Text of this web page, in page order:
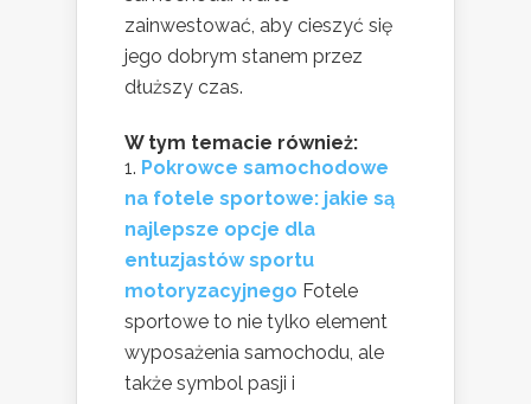
zainwestować, aby cieszyć się
jego dobrym stanem przez
dłuższy czas.
W tym temacie również:
Pokrowce samochodowe
na fotele sportowe: jakie są
najlepsze opcje dla
entuzjastów sportu
motoryzacyjnego Fotele
sportowe to nie tylko element
wyposażenia samochodu, ale
także symbol pasji i